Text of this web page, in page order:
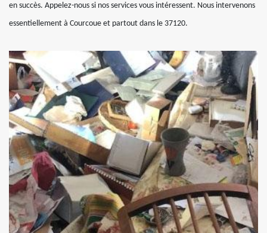
en succès. Appelez-nous si nos services vous intéressent. Nous intervenons
essentiellement à Courcoue et partout dans le 37120.